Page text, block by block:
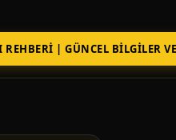
| GÜNCEL BILGILER